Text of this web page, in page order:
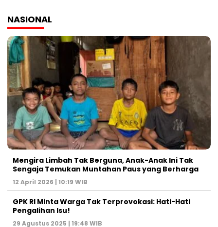
NASIONAL
Mengira Limbah Tak Berguna, Anak-Anak Ini Tak
Sengaja Temukan Muntahan Paus yang Berharga
12 April 2026 | 10:19 WIB
GPK RI Minta Warga Tak Terprovokasi: Hati-Hati
Pengalihan Isu!
29 Agustus 2025 | 19:48 WIB